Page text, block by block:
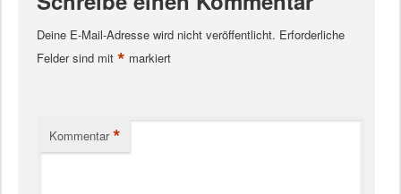
Deine E-Mail-Adresse wird nicht veröffentlicht. Erforderliche
Felder sind mit * markiert
Kommentar *